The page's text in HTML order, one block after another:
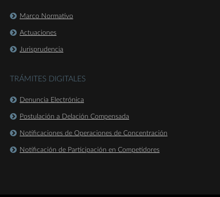
Marco Normativo
Actuaciones
Jurisprudencia
TRÁMITES DIGITALES
Denuncia Electrónica
Postulación a Delación Compensada
Notificaciones de Operaciones de Concentración
Notificación de Participación en Competidores